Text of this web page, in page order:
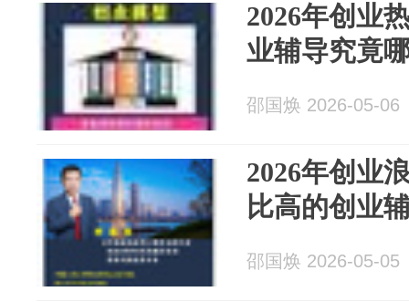
2026年创业
业辅导究竟
邵国焕 2026-05-06
2026年创业
比高的创业
邵国焕 2026-05-05